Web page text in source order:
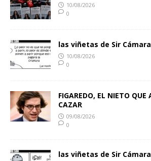
10/08/2026
0
las viñetas de Sir Cámara
10/08/2026
0
FIGAREDO, EL NIETO QUE
CAZAR
09/08/2026
0
las viñetas de Sir Cámara